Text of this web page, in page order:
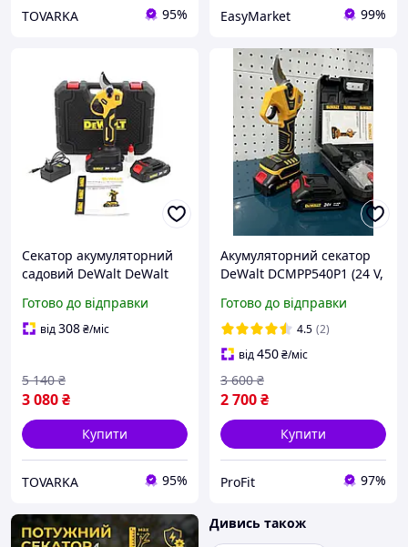
TOVARKA 95% EasyMarket 99%
Секатор акумуляторний
садовий DeWalt DeWalt
Готово до відправки
від308₴/міс
3 080₴
5 140 ₴
Купити
TOVARKA 95%
Акумуляторний секатор
DeWalt DCMPP540P1 (24 V,
Девольт
Готово до відправки
4.5 (2)
від450₴/міс
2 700₴
3 600 ₴
Купити
ProFit 97%
Дивись також